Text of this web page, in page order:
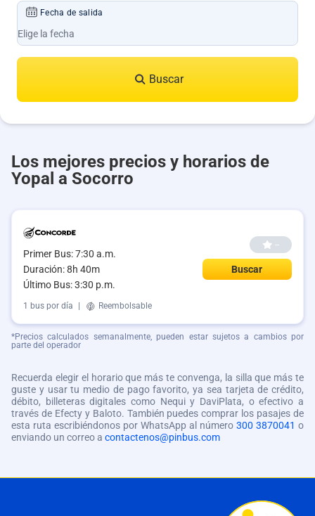
Fecha de salida
Buscar
Los mejores precios y horarios de
Yopal a Socorro
Primer Bus: 7:30 a.m.
Duración: 8h 40m
Último Bus: 3:30 p.m.
--
Buscar
1 bus por día Reembolsable
*Precios calculados semanalmente, pueden estar sujetos a cambios por
parte del operador
Recuerda elegir el horario que más te convenga, la silla que más te
guste y usar tu medio de pago favorito, ya sea tarjeta de crédito,
débito, billeteras digitales como Nequi y DaviPlata, o efectivo a
través de Efecty y Baloto. También puedes comprar los pasajes de
esta ruta escribiéndonos por WhatsApp al número 300 3870041 o
enviando un correo a contactenos@pinbus.com